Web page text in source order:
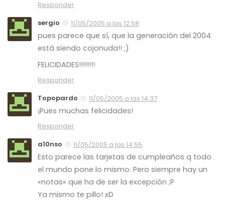
Responder
sergio
11/05/2005 a las 12:58
pues parece que sí, que la generación del 2004
está siendo cojonuda!! ;)
FELICIDADES!!!!!!!!
Responder
Topopardo
11/05/2005 a las 14:37
¡Pues muchas felicidades!
Responder
a10nso
11/05/2005 a las 14:55
Esto parece las tarjetas de cumpleaños q todo
el mundo pone lo mismo. Pero siempre hay un
«notas» que ha de ser la excepción ;P
Ya mismo te pillo! xD